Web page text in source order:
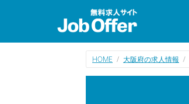
HOME 大阪府の求人情報